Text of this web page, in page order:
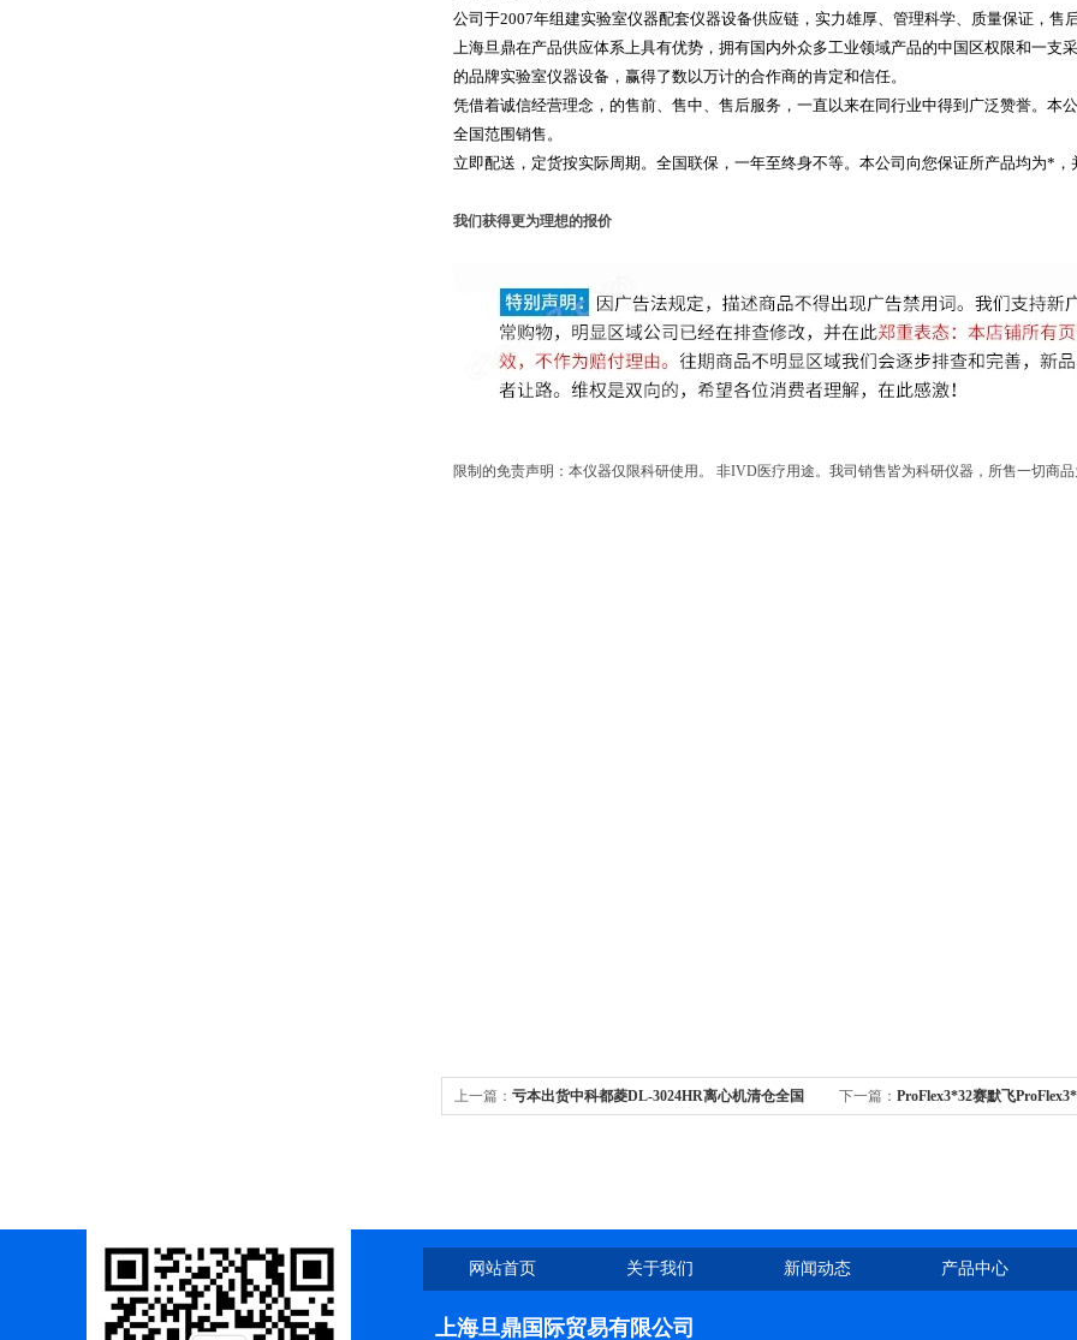
公司于2007年组建实验室仪器配套仪器设备供应链，实力雄厚、管理科学、质量保证，售
上海旦鼎在产品供应体系上具有优势，拥有国内外众多工业领域产品的中国区权限和一支
的品牌实验室仪器设备，赢得了数以万计的合作商的肯定和信任。
凭借着诚信经营理念，的售前、售中、售后服务，一直以来在同行业中得到广泛赞誉。本
全国范围销售。
立即配送，定货按实际周期。全国联保，一年至终身不等。本公司向您保证所产品均为*
我们获得更为理想的报价
限制的免责声明：本仪器仅限科研使用。 非IVD医疗用途。我司销售皆为科研仪器，所售一切商
上一篇： 亏本出货中科都菱DL-3024HR离心机清仓全国 下一篇： ProFlex3*32赛默飞
网站首页 关于我们 新闻动态 产品中心
上海旦鼎国际贸易有限公司